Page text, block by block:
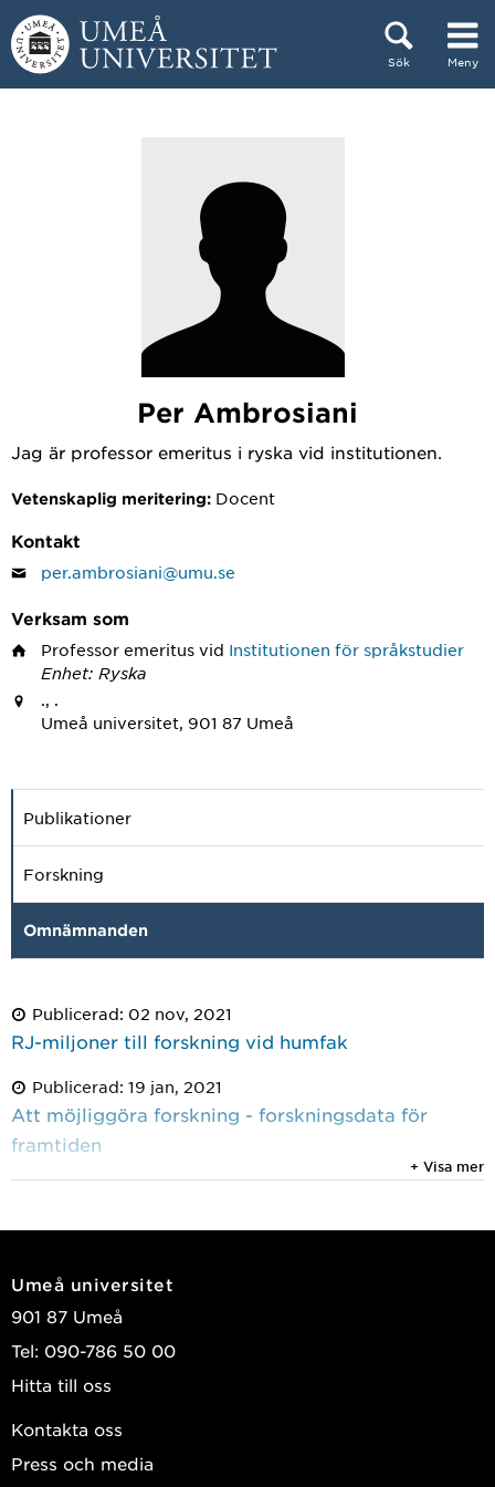
Hoppa direkt till innehållet
Sök Meny
Per Ambrosiani
Jag är professor emeritus i ryska vid institutionen.
Vetenskaplig meritering: Docent
Kontakt
per.ambrosiani@umu.se
Verksam som
Professor emeritus vid Institutionen för språkstudier
Enhet: Ryska
., .
Umeå universitet, 901 87 Umeå
Publikationer
Forskning
Omnämnanden
Publicerad: 02 nov, 2021
RJ-miljoner till forskning vid humfak
Publicerad: 19 jan, 2021
Att möjliggöra forskning - forskningsdata för
framtiden
+ Visa mer
Umeå universitet
901 87 Umeå
Tel: 090-786 50 00
Hitta till oss
Kontakta oss
Press och media